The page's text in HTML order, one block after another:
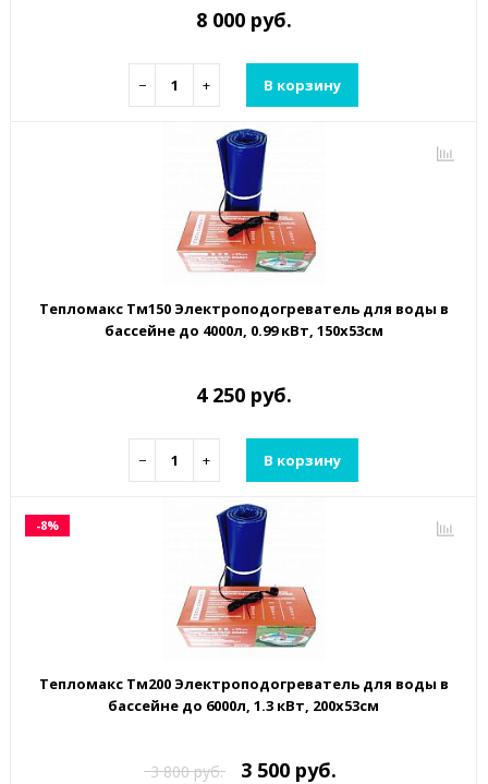
8 000 руб.
− + В корзину
Тепломакс Тм150 Электроподогреватель для воды в
бассейне до 4000л, 0.99 кВт, 150х53см
4 250 руб.
− + В корзину
-8%
Тепломакс Тм200 Электроподогреватель для воды в
бассейне до 6000л, 1.3 кВт, 200х53см
3 800 руб. 3 500 руб.